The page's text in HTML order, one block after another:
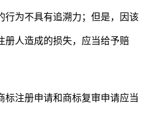
行为不具有追溯力；但是，因该
册人造成的损失，应当给予赔
册申请和商标复审申请应当